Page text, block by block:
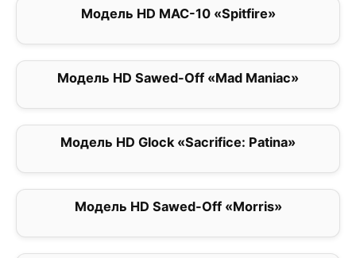
Модель HD MAC-10 «Spitfire»
Модель HD Sawed-Off «Mad Maniac»
Модель HD Glock «Sacrifice: Patina»
Модель HD Sawed-Off «Morris»